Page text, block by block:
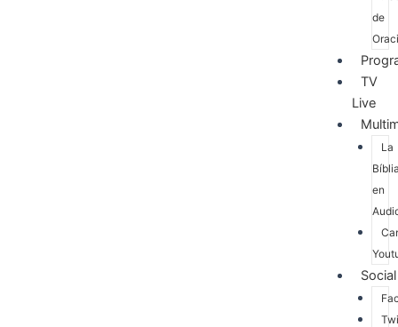
de
TV
Live
La
en
Social